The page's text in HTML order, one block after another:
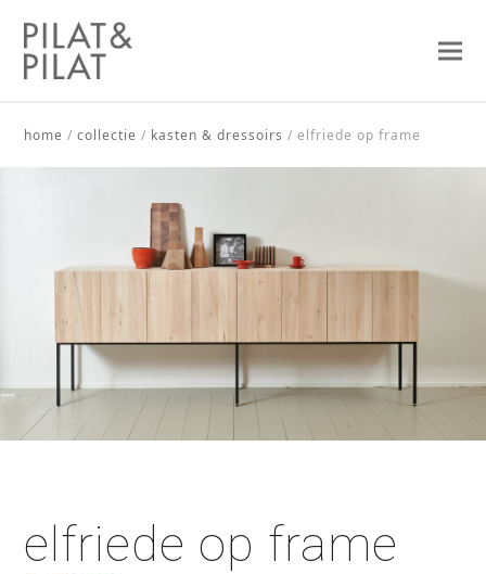
home /collectie / kasten & dressoirs /elfriede op frame
elfriede op frame